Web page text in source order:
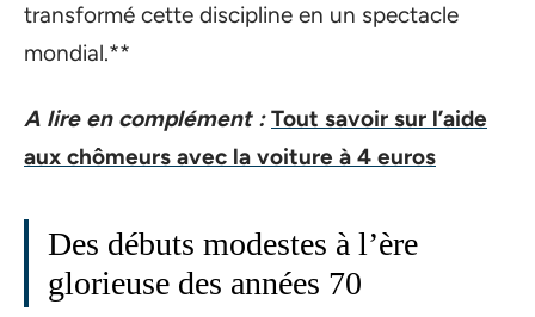
transformé cette discipline en un spectacle
mondial.**
A lire en complément : Tout savoir sur l’aide
aux chômeurs avec la voiture à 4 euros
Des débuts modestes à l’ère
glorieuse des années 70